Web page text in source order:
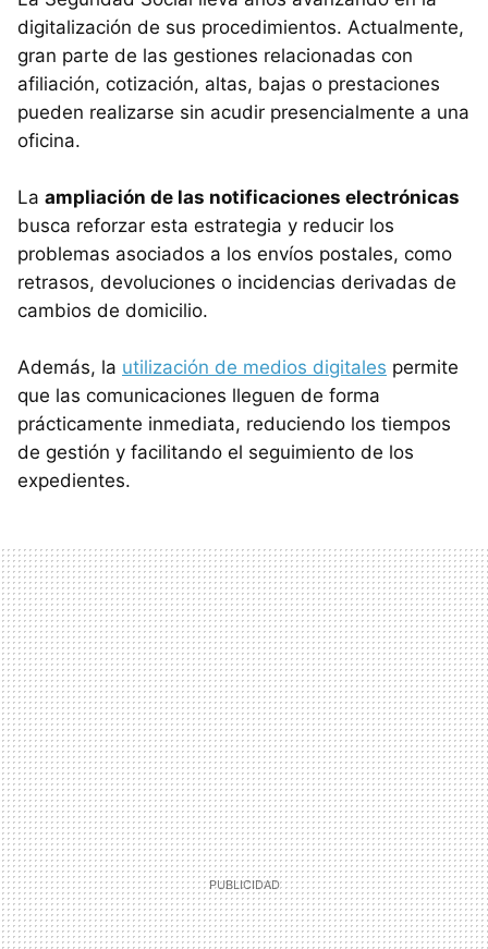
digitalización de sus procedimientos. Actualmente,
gran parte de las gestiones relacionadas con
afiliación, cotización, altas, bajas o prestaciones
pueden realizarse sin acudir presencialmente a una
oficina.
La ampliación de las notificaciones electrónicas
busca reforzar esta estrategia y reducir los
problemas asociados a los envíos postales, como
retrasos, devoluciones o incidencias derivadas de
cambios de domicilio.
Además, la utilización de medios digitales permite
que las comunicaciones lleguen de forma
prácticamente inmediata, reduciendo los tiempos
de gestión y facilitando el seguimiento de los
expedientes.